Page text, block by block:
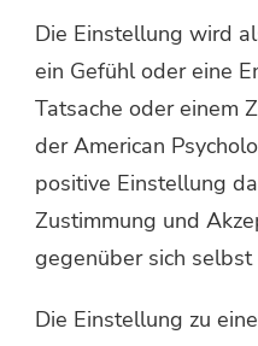
Die Einstellung wird
ein Gefühl oder eine
Tatsache oder einem
der American
positive Einstellung
Zustimmung und
gegenüber sich selbst
Die Einstellung zu